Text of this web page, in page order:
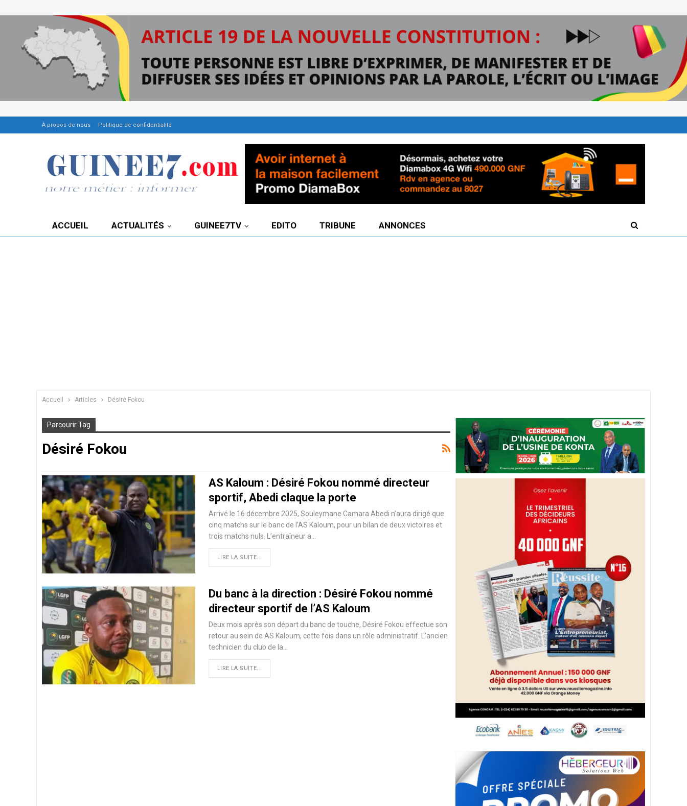
À propos de nous Politique de confidentialité
ACCUEIL ACTUALITÉS GUINEE7TV EDITO TRIBUNE ANNONCES
Accueil Articles Désiré Fokou
Parcourir Tag
Désiré Fokou
AS Kaloum : Désiré Fokou nommé directeur
sportif, Abedi claque la porte
Arrivé le 16 décembre 2025, Souleymane Camara Abedi n’aura dirigé que
cinq matchs sur le banc de l’AS Kaloum, pour un bilan de deux victoires et
trois matchs nuls. L’entraîneur a…
LIRE LA SUITE...
Du banc à la direction : Désiré Fokou nommé
directeur sportif de l’AS Kaloum
Deux mois après son départ du banc de touche, Désiré Fokou effectue son
retour au sein de AS Kaloum, cette fois dans un rôle administratif. L’ancien
technicien du club de la…
LIRE LA SUITE...